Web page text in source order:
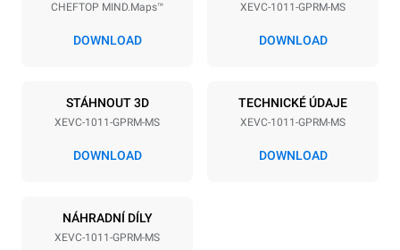
220-240V 1N~ 1 kW
Typ zástrčky
Schuko | ✓
Spotřeba v kWh
CHEFTOP MIND.Maps™
DOWNLOAD
XEVC-1011-GPRM-MS
DOWNLOAD
STÁHNOUT 3D
XEVC-1011-GPRM-MS
DOWNLOAD
TECHNICKÉ ÚDAJE
XEVC-1011-GPRM-MS
DOWNLOAD
NÁHRADNÍ DÍLY
XEVC-1011-GPRM-MS